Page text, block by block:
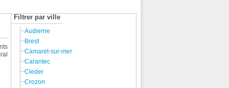
Filtrer par ville
Audierne
Brest
Camaret-sur-mer
Carantec
Cleder
Crozon